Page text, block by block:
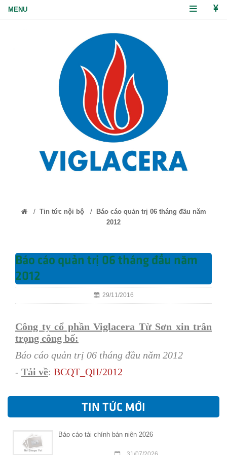
/ Tin tức nội bộ/
Báo cáo quản trị 06 tháng đầu năm
2012
Báo cáo quản trị 06 tháng đầu năm
2012
29/11/2016
Công ty cổ phần Viglacera Từ Sơn xin trân
trọng công bố:
Báo cáo quản trị 06 tháng đầu năm 2012
- Tải về: BCQT_ QII/2012
TIN TỨC MỚI
Báo cáo tài chính bán niên 2026